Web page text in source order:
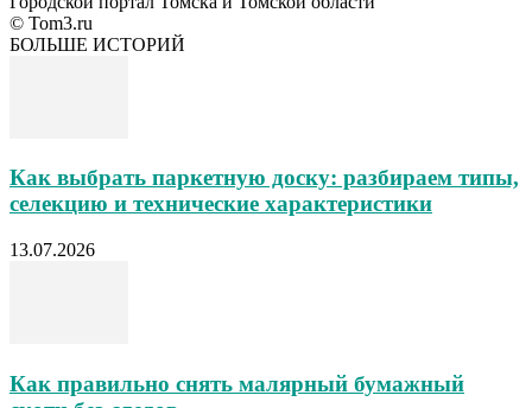
© Tom3.ru
БОЛЬШЕ ИСТОРИЙ
Как выбрать паркетную доску: разбираем типы,
селекцию и технические характеристики
13.07.2026
Как правильно снять малярный бумажный